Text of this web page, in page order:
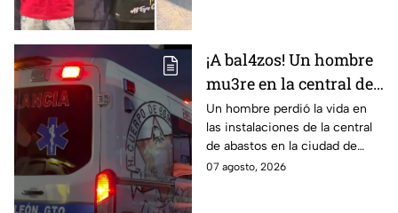
¡A bal4zos! Un hombre
mu3re en la central de
abastos; esto es lo que
se sabe
Un hombre perdió la vida en
las instalaciones de la central
de abastos en la ciudad de
León, tras ser víctima de un
07 agosto, 2026